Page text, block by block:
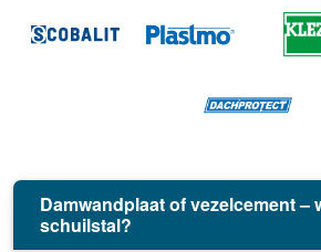
Damwandplaat of vezelcement –
schuilstal?